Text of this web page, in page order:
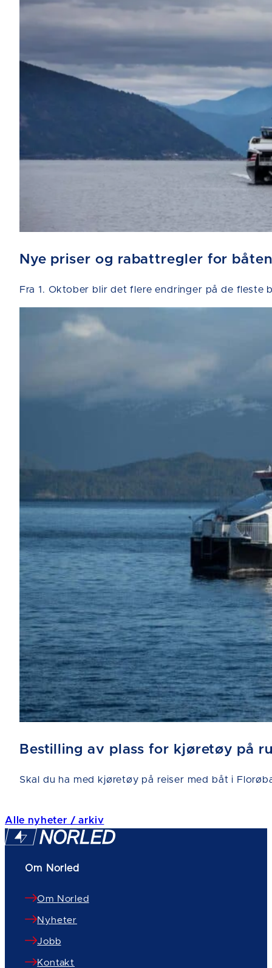
Nye priser og rabattregler for
Fra 1. Oktober blir det flere endringer på de
Bestilling av plass for kjøretøy på
Skal du ha med kjøretøy på reiser med båt i
Alle nyheter / arkiv
Om Norled
Om Norled
Nyheter
Jobb
Kontakt